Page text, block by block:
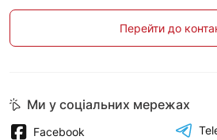
Перейти до
Ми у соціальних мережах
Facebook